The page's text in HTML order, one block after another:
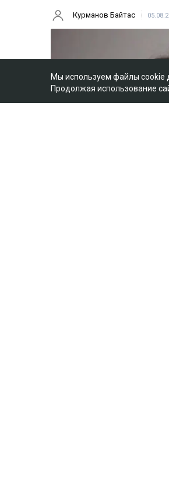
Курманов Байтас
Мы используем файлы cookie
Продолжая использование